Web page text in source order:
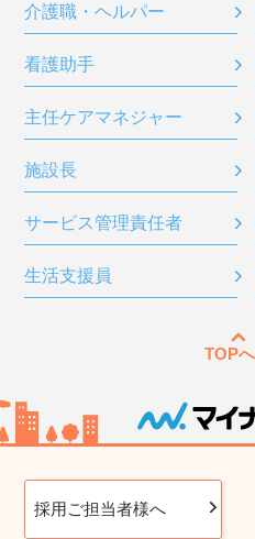
介護職・ヘルパー
看護助手
主任ケアマネジャー
施設長
サービス管理責任者
生活支援員
TOP
採用ご担当者様へ